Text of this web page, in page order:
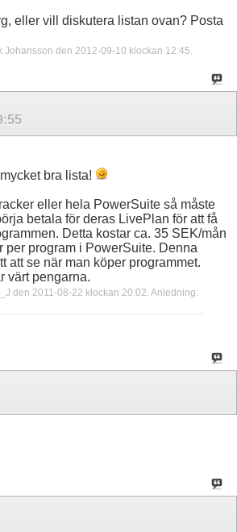
eller vill diskutera listan ovan? Posta
Johansson den 2012-09-10 klockan 12:45.
bra lista!
eller hela PowerSuite så måste
betala för deras LivePlan för att få
Detta kostar ca. 35 SEK/mån
per program i PowerSuite. Denna
att se när man köper programmet.
värt pengarna.
den 2011-08-22 klockan 20:02. Anledning: